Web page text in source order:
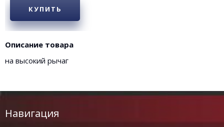
КУПИТЬ
Описание товара
на высокий рычаг
Навигация